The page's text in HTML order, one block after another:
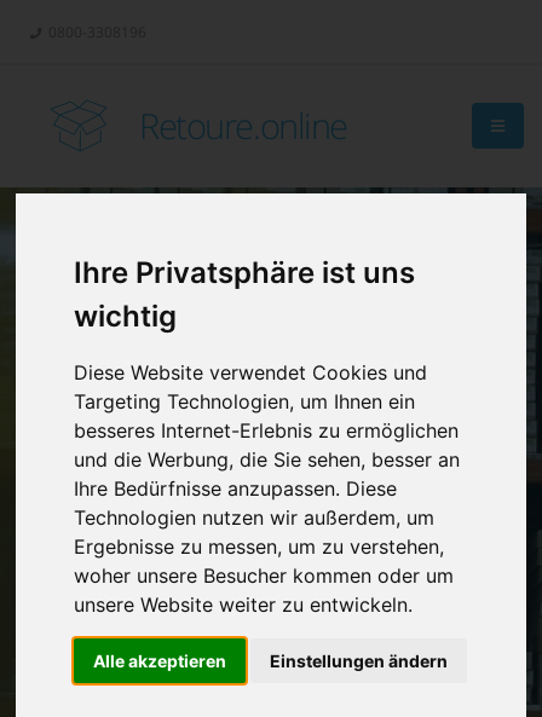
Ihre Privatsphäre ist uns
wichtig
Diese Website verwendet Cookies und
Targeting Technologien, um Ihnen ein
besseres Internet-Erlebnis zu ermöglichen
und die Werbung, die Sie sehen, besser an
Ihre Bedürfnisse anzupassen. Diese
Technologien nutzen wir außerdem, um
Ergebnisse zu messen, um zu verstehen,
woher unsere Besucher kommen oder um
unsere Website weiter zu entwickeln.
Alle akzeptieren Einstellungen ändern
Retoure.online
Retouren-
Management?
Vereinbaren Sie einenRückruf
Hinterlassen Sie uns gern eine persönliche Nachricht.